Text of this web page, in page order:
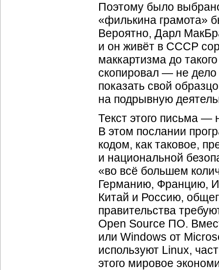
Поэтому было
«филькина грамота»
Вероятно, Дарл
и он живёт в СССР
маккартизма до
скопировал — не
показать свой
на подрывную
Текст этого письма
В этом послании
кодом, как таковое,
и национальной
«во всё большем
Германию, Францию,
Китай и Россию,
правительства
Open Source ПО.
или Windows от
используют Linux,
этого мировое